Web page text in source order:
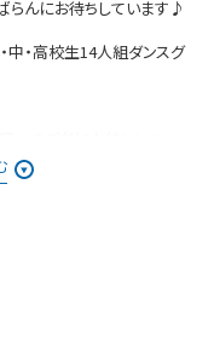
らんにお待ちしています♪
中・高校生14人組ダンスグ
、メッセージフォームか